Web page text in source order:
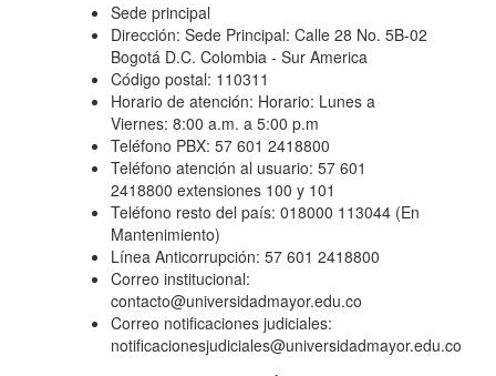
Sede principal
Dirección: Sede Principal: Calle 28 No. 5B-02
Bogotá D.C. Colombia - Sur America
Código postal: 110311
Horario de atención: Horario: Lunes a
Viernes: 8:00 a.m. a 5:00 p.m
Teléfono PBX: 57 601 2418800
Teléfono atención al usuario: 57 601
2418800 extensiones 100 y 101
Teléfono resto del país: 018000 113044 (En
Mantenimiento)
Línea Anticorrupción: 57 601 2418800
Correo institucional:
contacto@universidadmayor.edu.co
Correo notificaciones judiciales:
notificacionesjudiciales@universidadmayor.edu.co